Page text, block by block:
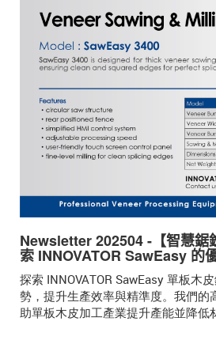
Newsletter 202504 -【智慧鋸
索 INNOVATOR SawEasy 的
探索 INNOVATOR SawEasy 單板木
勢，提升生產效率與精準度。我們的
助單板木皮加工產業提升產能並降低